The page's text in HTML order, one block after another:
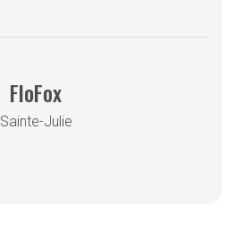
FloFox
Sainte-Julie